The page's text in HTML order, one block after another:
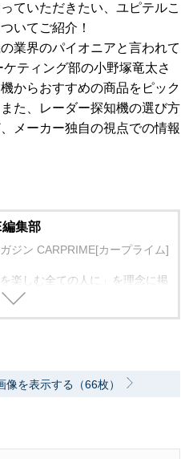
ていただきたい、ユピテルこ
いてご紹介！
業界のパイオニアと言われて
ケティング部の小野塚竜太さ
からおすすめの商品をピック
た、レーダー探知機の選び方
メーカー独自の視点での情報
集部
ジン CARPRIME[カープライム]
を楽しむ全ての人に」を理念に掲
組んでいます。
を表示する（66枚）